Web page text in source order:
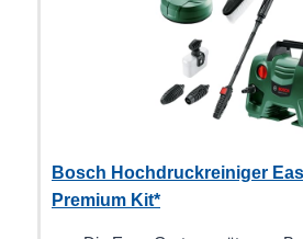
Bosch Hochdruckreiniger
Premium Kit*